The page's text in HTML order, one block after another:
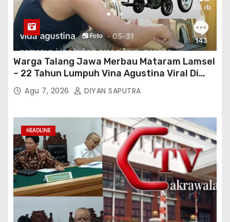
Warga Talang Jawa Merbau Mataram Lamsel
– 22 Tahun Lumpuh Vina Agustina Viral Di
Tiktok Inginkan Kursi Roda Listrik, Kepala
Perwakilan Provinsi Lampung Media
Bertindak
Agu 7, 2026 DIYAN SAPUTRA
HEADLINE